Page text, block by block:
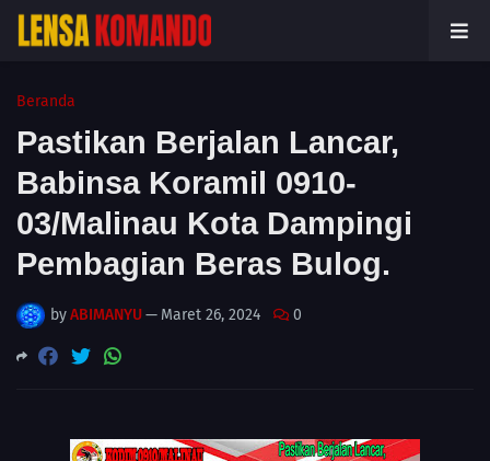
Beranda
Pastikan Berjalan Lancar,
Babinsa Koramil 0910-
03/Malinau Kota Dampingi
Pembagian Beras Bulog.
byABIMANYU— Maret 26, 2024 0